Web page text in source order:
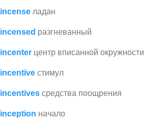
incense ладан
incensed разгневанный
incenter центр вписанной окружности
incentive стимул
incentives средства поощрения
inception начало